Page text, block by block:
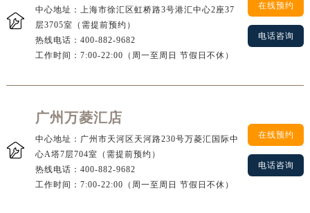

中心地址：上海市徐汇区虹桥路3号港汇中心2座37
层3705室（需提前预约）
热线电话：400-882-9682
工作时间：7:00-22:00（周一至周日 节假日不休）
在线预约
电话咨询

广州万菱汇店
中心地址：广州市天河区天河路230号万菱汇国际中
心A塔7层704室（需提前预约）
热线电话：400-882-9682
工作时间：7:00-22:00（周一至周日 节假日不休）
在线预约
电话咨询